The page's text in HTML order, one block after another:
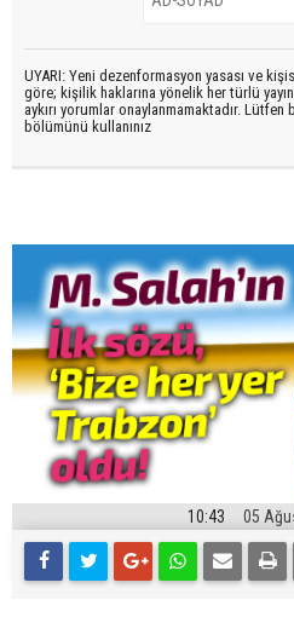
UYARI: Yeni dezenformasyon yasası ve
göre; kişilik haklarına yönelik her türlü
aykırı yorumlar onaylanmamaktadır.
bölümünü kullanınız
10:43 05